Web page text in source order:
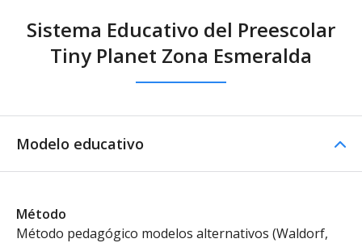
Sistema Educativo del Preescolar
Tiny Planet Zona Esmeralda
Modelo educativo
Método
Método pedagógico modelos alternativos (Waldorf,